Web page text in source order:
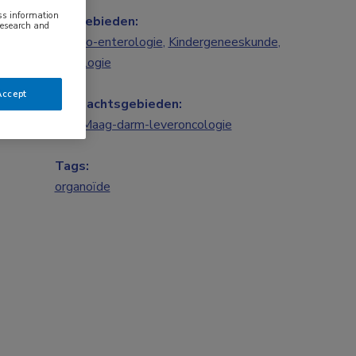
Vakgebieden:
Gastro-enterologie, Kindergeneeskunde,
Oncologie
Aandachtsgebieden:
Maag-darm-leveroncologie
Tags:
organoïde
information
and